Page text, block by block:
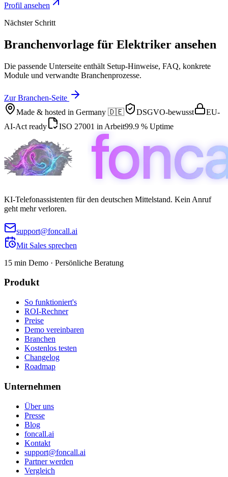
Profil ansehen
Nächster Schritt
Branchenvorlage für Elektriker ansehen
Die passende Unterseite enthält Setup-Hinweise, FAQ, konkrete
Module und verwandte Branchenprozesse.
Zur Branchen-Seite
Made & hosted in Germany 🇩🇪 DSGVO-bewusst
EU-
AI-Act ready
ISO 27001 in Arbeit99.9 % Uptime
KI-Telefonassistenten für den deutschen Mittelstand. Kein Anruf
geht mehr verloren.
support@foncall.ai
Mit Sales sprechen
15 min Demo · Persönliche Beratung
Produkt
So funktioniert's
ROI-Rechner
Preise
Demo vereinbaren
Branchen
Kostenlos testen
Changelog
Roadmap
Unternehmen
Über uns
Presse
Blog
foncall.ai
Kontakt
support@foncall.ai
Partner werden
Vergleich